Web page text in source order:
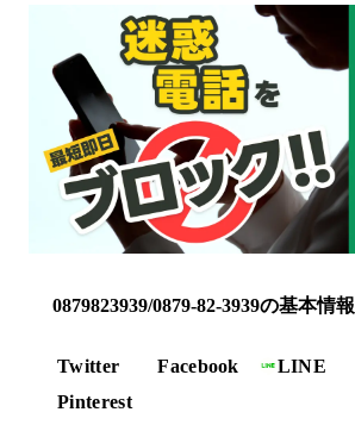
0879823939/0879-82-3939の基本情報
Twitter Facebook LINE
Pinterest